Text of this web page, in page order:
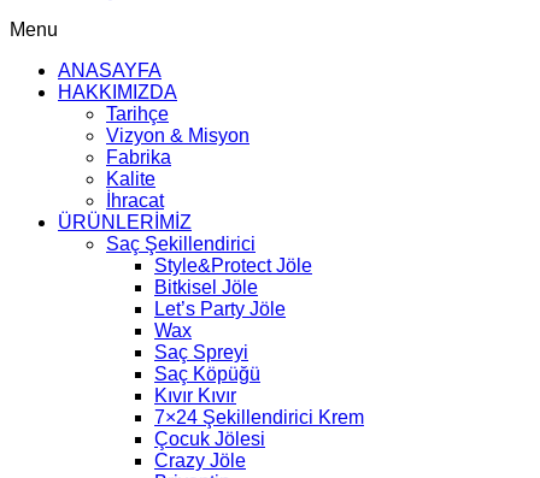
Menu
ANASAYFA
HAKKIMIZDA
Tarihçe
Vizyon & Misyon
Fabrika
Kalite
İhracat
ÜRÜNLERİMİZ
Saç Şekillendirici
Style&Protect Jöle
Bitkisel Jöle
Let’s Party Jöle
Wax
Saç Spreyi
Saç Köpüğü
Kıvır Kıvır
7×24 Şekillendirici Krem
Çocuk Jölesi
Crazy Jöle